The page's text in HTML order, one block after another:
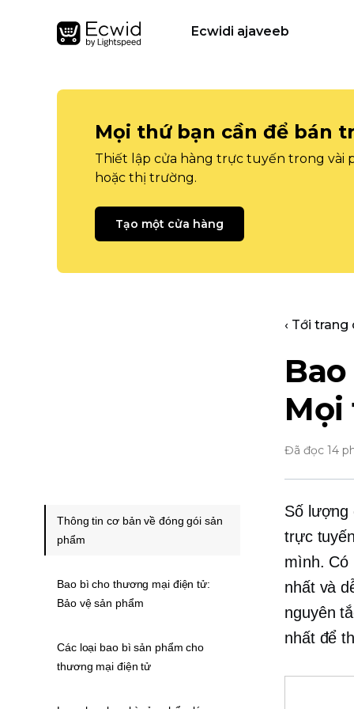
Ecwidi ajaveeb
Mọi thứ bạn cần để bán
Thiết lập cửa hàng trực tuyến trong vài
hoặc thị trường.
Tạo một cửa hàng
‹ Tới
Đã đọc 14
Số lượng
trực
mình. Có
nhất và
nguyên
nhất để
Thông tin cơ bản về đóng gói sản
phẩm
Bao bì cho thương mại điện tử:
Bảo vệ sản phẩm
Các loại bao bì sản phẩm cho
thương mại điện tử